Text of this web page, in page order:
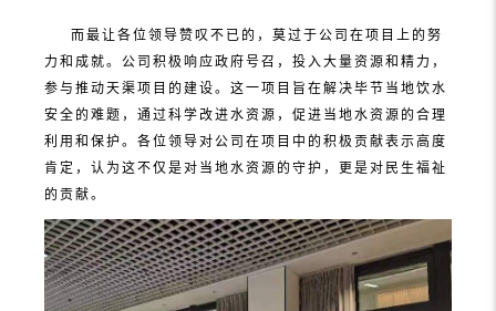
而最让各位领导赞叹不已的，莫过于公司在项目上的努
力和成就。公司积极响应政府号召，投入大量资源和精力，
参与推动天渠项目的建设。这一项目旨在解决毕节当地饮水
安全的难题，通过科学改进水资源，促进当地水资源的合理
利用和保护。各位领导对公司在项目中的积极贡献表示高度
肯定，认为这不仅是对当地水资源的守护，更是对民生福祉
的贡献。